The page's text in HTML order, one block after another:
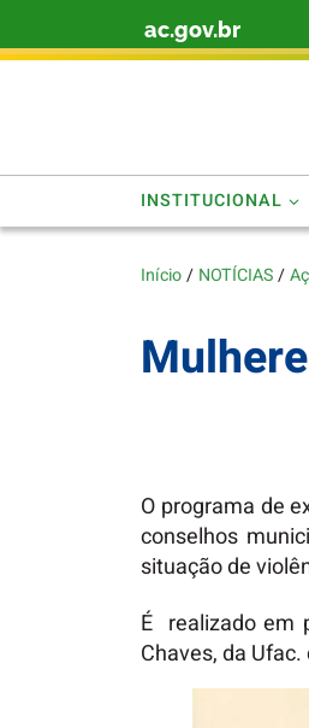
Skip to contentac.gov.br
INSTITUCIONAL
Início/ NOTÍCIAS/
O programa de
conselhos
situação de
É realizado em
Chaves, da